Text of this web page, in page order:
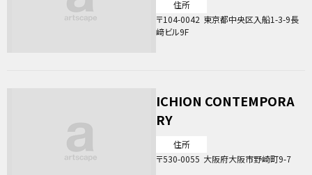
住所
104-0042 東京都中央区入船1-3-9長
﨑ビル9F
ICHION CONTEMPORA
RY
住所
530-0055 大阪府大阪市野崎町9-7